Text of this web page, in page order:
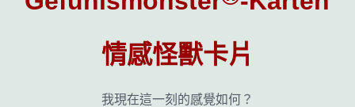
情感怪獸卡片
我現在這一刻的感覺如何？